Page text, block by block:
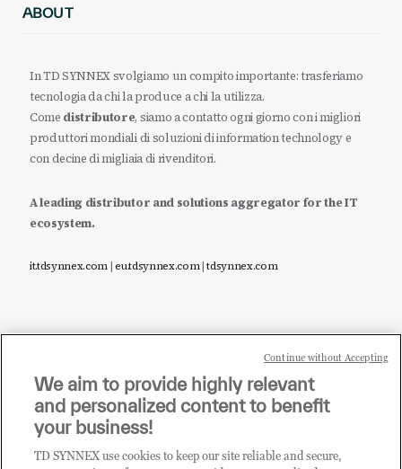
ABOUT
In TD SYNNEX svolgiamo un compito importante: trasferiamo
tecnologia da chi la produce a chi la utilizza.
Come distributore, siamo a contatto ogni giorno con i migliori
produttori mondiali di soluzioni di information technology e
con decine di migliaia di rivenditori.
A leading distributor and solutions aggregator for the IT
ecosystem.
it.tdsynnex.com|eu.tdsynnex.com|tdsynnex.com
Sei un rivenditore di tecnologia e desideri acquistare
i prodotti o le soluzioni trattate sul blog?
CLICCA QUI E DIVENTA
CLIENTE TD SYNNEX
We aim to provide highly relevant
and personalized content to benefit
your business!
TD SYNNEX use cookies to keep our site reliable and secure,
Continue without Accepting